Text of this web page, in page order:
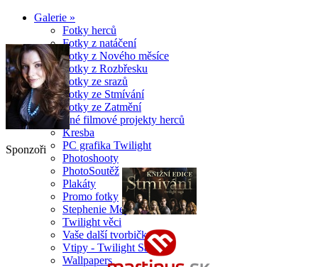
Galerie »
Fotky herců
Fotky z natáčení
Fotky z Nového měsíce
Fotky z Rozbřesku
Fotky ze srazů
Fotky ze Stmívání
Fotky ze Zatmění
Jiné filmové projekty herců
Kresba
PC grafika Twilight
Photoshooty
PhotoSoutěž
Plakáty
Promo fotky
Stephenie Meyer
Twilight věci
Vaše další tvorbičky
Vtipy - Twilight Sága
Wallpapers
Sponzoři